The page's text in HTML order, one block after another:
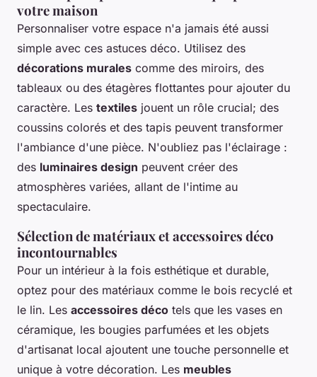
votre maison
Personnaliser votre espace n'a jamais été aussi
simple avec ces astuces déco. Utilisez des
décorations murales comme des miroirs, des
tableaux ou des étagères flottantes pour ajouter du
caractère. Les textiles jouent un rôle crucial; des
coussins colorés et des tapis peuvent transformer
l'ambiance d'une pièce. N'oubliez pas l'éclairage :
des luminaires design peuvent créer des
atmosphères variées, allant de l'intime au
spectaculaire.
Sélection de matériaux et accessoires déco
incontournables
Pour un intérieur à la fois esthétique et durable,
optez pour des matériaux comme le bois recyclé et
le lin. Les accessoires déco tels que les vases en
céramique, les bougies parfumées et les objets
d'artisanat local ajoutent une touche personnelle et
unique à votre décoration. Les meubles